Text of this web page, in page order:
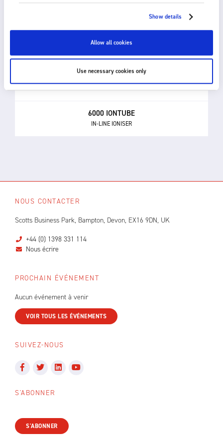
Show details
Allow all cookies
Use necessary cookies only
6000 IONTUBE
IN-LINE IONISER
NOUS CONTACTER
Scotts Business Park, Bampton, Devon, EX16 9DN, UK
+44 (0) 1398 331 114
Nous écrire
PROCHAIN ÉVÉNEMENT
Aucun événement à venir
VOIR TOUS LES ÉVÉNEMENTS
SUIVEZ-NOUS
S'ABONNER
S'ABONNER